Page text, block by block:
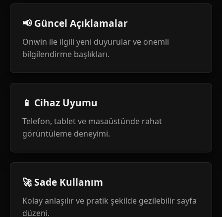
📢 Güncel Açıklamalar
Onwin ile ilgili yeni duyurular ve önemli
bilgilendirme başlıkları.
📱 Cihaz Uyumu
Telefon, tablet ve masaüstünde rahat
görüntüleme deneyimi.
🚀 Sade Kullanım
Kolay anlaşılır ve pratik şekilde gezilebilir sayfa
düzeni.